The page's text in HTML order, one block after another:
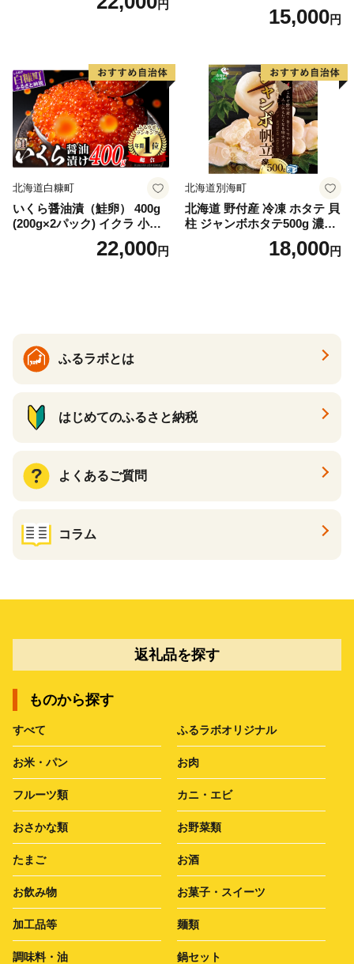
円
ランティックサーモン 水産
庁長官賞 受賞 さけ シャケ し
満足 美味しい 贈答 生食用 刺
身 お刺身 刺し身 魚介類 海鮮
冷凍 厚切り 薄切り ふるさと
納税 ふるさとチョイス チョ
イス 北海道 白糠町
15,000円
北海道白糠町
いくら醤油漬（鮭卵） 400g
(200g×2パック) イクラ 小分
け いくら醤油漬 鮭いくら い
くら醤油漬け 鮭 鮭卵 ikura
22,000円
北海道別海町
北海道 野付産 冷凍 ホタテ 貝
柱 ジャンボホタテ500g 濃厚
な旨味と甘み （ほたて ホタ
テ 帆立 貝柱 ホタテ貝柱 大玉
18,000円
ふるラボとは
はじめてのふるさと納税
よくあるご質問
コラム
返礼品を探す
ものから探す
すべて ふるラボオリジナル
お米・パン お肉
フルーツ類 カニ・エビ
おさかな類 お野菜類
たまご お酒
お飲み物 お菓子・スイーツ
加工品等 麺類
調味料・油 鍋セット